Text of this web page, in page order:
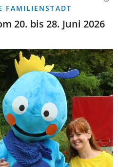
FAMILIENSTADT
20. bis 28. Juni 2026